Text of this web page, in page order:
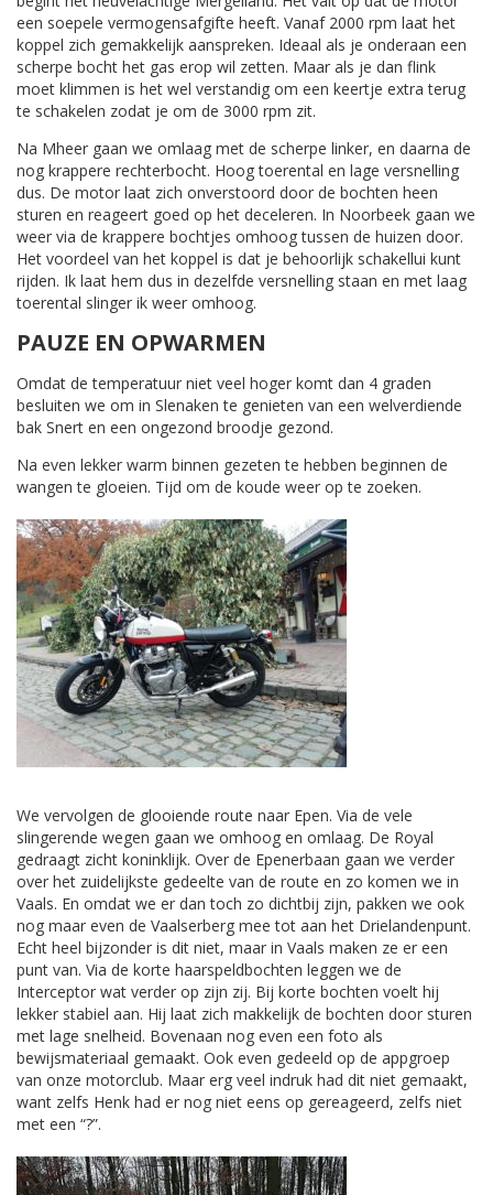
een soepele vermogensafgifte heeft. Vanaf 2000 rpm laat het
koppel zich gemakkelijk aanspreken. Ideaal als je onderaan een
scherpe bocht het gas erop wil zetten. Maar als je dan flink
moet klimmen is het wel verstandig om een keertje extra terug
te schakelen zodat je om de 3000 rpm zit.
Na Mheer gaan we omlaag met de scherpe linker, en daarna de
nog krappere rechterbocht. Hoog toerental en lage versnelling
dus. De motor laat zich onverstoord door de bochten heen
sturen en reageert goed op het deceleren. In Noorbeek gaan we
weer via de krappere bochtjes omhoog tussen de huizen door.
Het voordeel van het koppel is dat je behoorlijk schakellui kunt
rijden. Ik laat hem dus in dezelfde versnelling staan en met laag
toerental slinger ik weer omhoog.
PAUZE EN OPWARMEN
Omdat de temperatuur niet veel hoger komt dan 4 graden
besluiten we om in Slenaken te genieten van een welverdiende
bak Snert en een ongezond broodje gezond.
Na even lekker warm binnen gezeten te hebben beginnen de
wangen te gloeien. Tijd om de koude weer op te zoeken.
We vervolgen de glooiende route naar Epen. Via de vele
slingerende wegen gaan we omhoog en omlaag. De Royal
gedraagt zicht koninklijk. Over de Epenerbaan gaan we verder
over het zuidelijkste gedeelte van de route en zo komen we in
Vaals. En omdat we er dan toch zo dichtbij zijn, pakken we ook
nog maar even de Vaalserberg mee tot aan het Drielandenpunt.
Echt heel bijzonder is dit niet, maar in Vaals maken ze er een
punt van. Via de korte haarspeldbochten leggen we de
Interceptor wat verder op zijn zij. Bij korte bochten voelt hij
lekker stabiel aan. Hij laat zich makkelijk de bochten door sturen
met lage snelheid. Bovenaan nog even een foto als
bewijsmateriaal gemaakt. Ook even gedeeld op de appgroep
van onze motorclub. Maar erg veel indruk had dit niet gemaakt,
want zelfs Henk had er nog niet eens op gereageerd, zelfs niet
met een “?”.